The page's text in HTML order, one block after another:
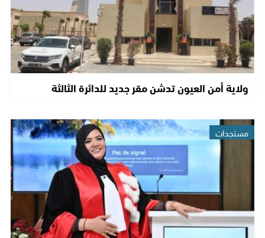
ولاية أمن العيون تدشن مقر جديد للدائرة الثالثة
مستجدات